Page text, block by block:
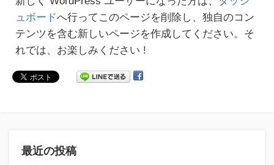
ュボードへ行ってこのページを削除し、独自のコン
テンツを含む新しいページを作成してください。そ
れでは、お楽しみください !
最近の投稿